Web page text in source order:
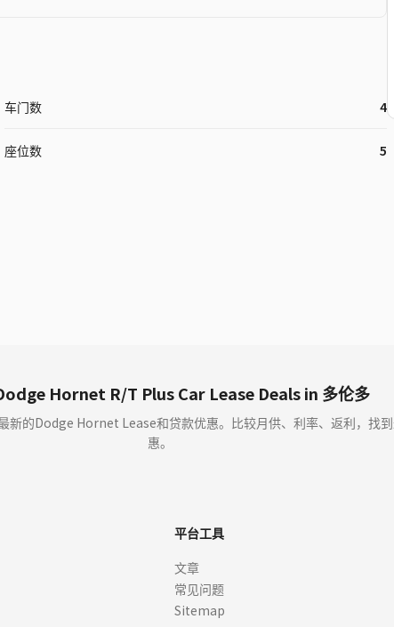
车门数 4
座位数 5
Hornet R/T Plus Car Lease Deals in 多伦多
新的Dodge Hornet Lease和贷款优惠。比较月供、利率、返利，找
惠。
平台工具
文章
常见问题
Sitemap